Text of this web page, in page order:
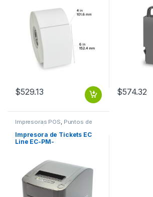
$529.13 $574.32
Impresoras POS, Puntos de
Venta y Códigos de Barra
Impresora de Tickets EC
Line EC-PM-
SERIAL/USB/ETHER/FUENT